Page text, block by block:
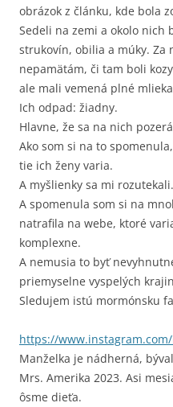
obrázok z článku, kde bola
Sedeli na zemi a okolo nich
strukovín, obilia a múky. Za
nepamätám, či tam boli
ale mali vemená plné
Ich odpad: žiadny.
Hlavne, že sa na nich
Ako som si na to
tie ich ženy varia.
A myšlienky sa mi rozutekali.
A spomenula som si na
natrafila na webe, ktoré
komplexne.
A nemusia to byť
priemyselne vyspelých
Sledujem istú mormónsku
https://
Manželka je nádherná,
Mrs. Amerika 2023. Asi
ôsme dieťa.